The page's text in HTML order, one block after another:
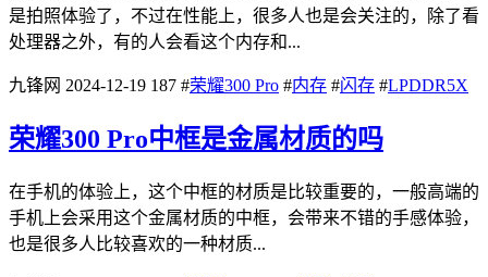
是拍照体验了，不过在性能上，很多人也是会关注的，除了看
处理器之外，有的人会看这个内存和...
九锋网 2024-12-19 187 #荣耀300 Pro #内存 #闪存 #LPDDR5X
荣耀300 Pro中框是金属材质的吗
在手机的体验上，这个中框的材质是比较重要的，一般高端的
手机上会采用这个金属材质的中框，会带来不错的手感体验，
也是很多人比较喜欢的一种材质...